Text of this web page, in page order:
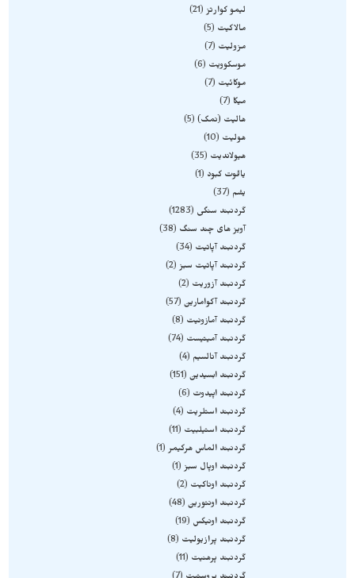
لیمو کوارتز 21
مالاکیت
5
مزولیت
7
موسکوویت
6
موکائیت
7
میکا
7
هالیت (نمک) 5
هولیت
10
هیولاندیت
35
یاقوت کبود
1
یشم
37
گردنبند سنگی
1283
آویز های چند سنگ
38
گردنبند آپاتیت
34
گردنبند آپاتیت سبز 2
گردنبند آزوریت
2
گردنبند آکوامارین 57
گردنبند آمازونیت
8
گردنبند آمیتیست
74
گردنبند آنالسیم
4
گردنبند ابسیدین 151
گردنبند اپیدوت
6
گردنبند استلریت
4
گردنبند استیلبیت
11
گردنبند الماس هرکیمر 1
گردنبند اوپال سبز 1
گردنبند اوناکیت
2
گردنبند اونتورین 48
گردنبند اونیکس
19
گردنبند پرازیولیت
8
گردنبند پرهنیت
11